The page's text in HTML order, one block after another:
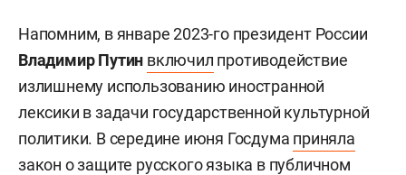
Напомним, в январе 2023-го президент России
Владимир Путин включил противодействие
излишнему использованию иностранной
лексики в задачи государственной культурной
политики. В середине июня Госдума приняла
закон о защите русского языка в публичном